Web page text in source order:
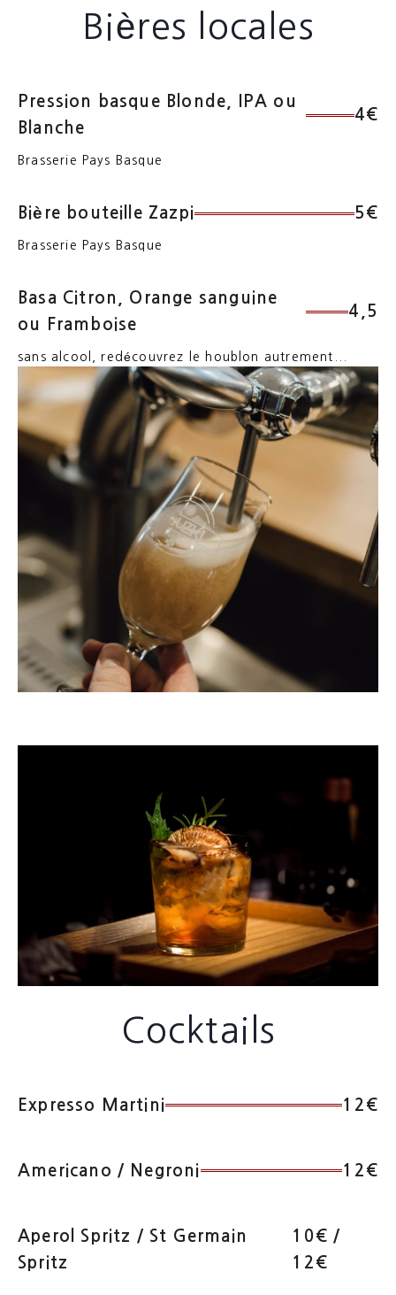
Bières locales
Pression basque Blonde, IPA ou
Blanche
4€
Brasserie Pays Basque
Bière bouteille Zazpi 5€
Brasserie Pays Basque
Basa Citron, Orange sanguine
ou Framboise
4,5
sans alcool, redécouvrez le houblon autrement...
Cocktails
Expresso Martini 12€
Americano / Negroni 12€
Aperol Spritz / St Germain
Spritz
10€ /
12€